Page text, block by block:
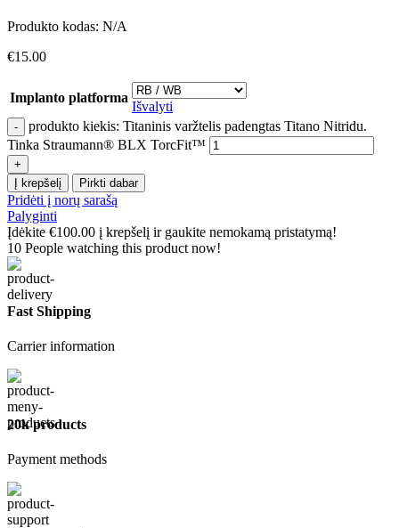
Produkto kodas: N/A
€15.00
Implanto platforma
Išvalyti
produkto kiekis: Titaninis varžtelis padengtas Titano Nitridu.
Tinka Straumann® BLX TorcFit™
Į krepšelį Pirkti dabar
Pridėti į norų sarašą
Palyginti
Įdėkite €100.00 į krepšelį ir gaukite nemokamą pristatymą!
10 People watching this product now!
Fast Shipping
Carrier information
20k products
Payment methods